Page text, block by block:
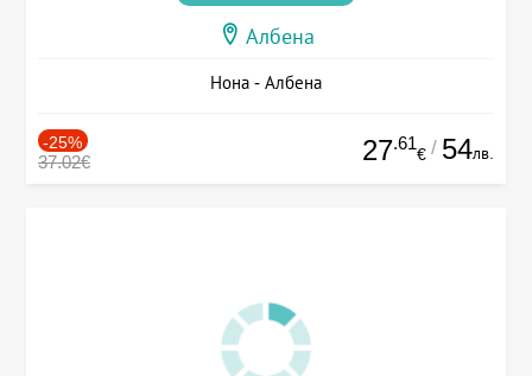
Албена
Нона - Албена
-25%
37.02€ 27.61
€ / 54лв.